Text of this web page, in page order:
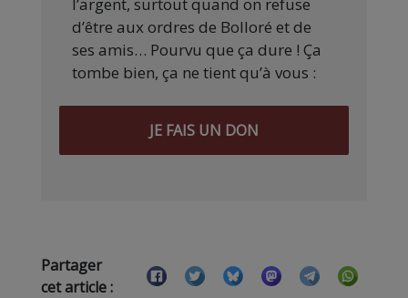
d’être aux ordres de Bolloré et de
ses amis… Pourvu que ça dure ! Ça
tombe bien, ça ne tient qu’à vous :
JE FAIS UN DON
Partager
cet article :